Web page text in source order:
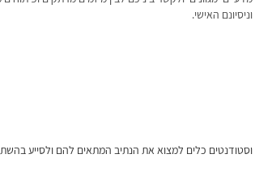
האישי.
וסטודנטים כלים למצוא את הנתיב המתאים להם ולסייע